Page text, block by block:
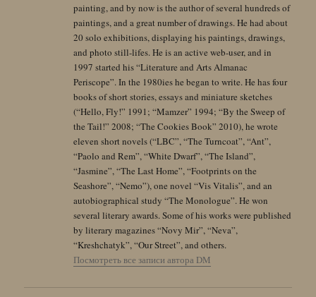
painting, and by now is the author of several hundreds of
paintings, and a great number of drawings. He had about
20 solo exhibitions, displaying his paintings, drawings,
and photo still-lifes. He is an active web-user, and in
1997 started his “Literature and Arts Almanac
Periscope”. In the 1980ies he began to write. He has four
books of short stories, essays and miniature sketches
(“Hello, Fly!” 1991; “Mamzer” 1994; “By the Sweep of
the Tail!” 2008; “The Cookies Book” 2010), he wrote
eleven short novels (“LBC”, “The Turncoat”, “Ant”,
“Paolo and Rem”, “White Dwarf”, “The Island”,
“Jasmine”, “The Last Home”, “Footprints on the
Seashore”, “Nemo”), one novel “Vis Vitalis”, and an
autobiographical study “The Monologue”. He won
several literary awards. Some of his works were published
by literary magazines “Novy Mir”, “Neva”,
“Kreshchatyk”, “Our Street”, and others.
Посмотреть все записи автора DM